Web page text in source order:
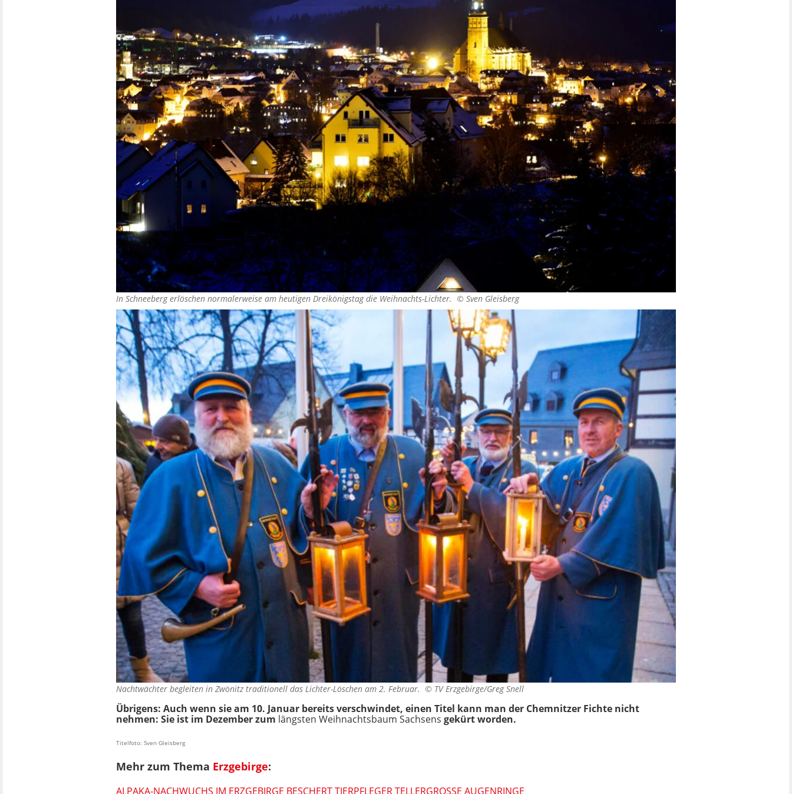
In Schneeberg erlöschen normalerweise am heutigen Dreikönigstag die Weihnachts-Lichter. © Sven Gleisberg
Nachtwächter begleiten in Zwönitz traditionell das Lichter-Löschen am 2. Februar. © TV Erzgebirge/Greg Snell
Übrigens: Auch wenn sie am 10. Januar bereits verschwindet, einen Titel kann man der Chemnitzer Fichte nicht
nehmen: Sie ist im Dezember zum längsten Weihnachtsbaum Sachsens gekürt worden.
Titelfoto: Sven Gleisberg
Mehr zum Thema Erzgebirge:
ALPAKA-NACHWUCHS IM ERZGEBIRGE BESCHERT TIERPFLEGER TELLERGROSSE AUGENRINGE